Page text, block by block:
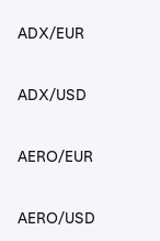
ADX/EUR
ADX/USD
AERO/EUR
AERO/USD